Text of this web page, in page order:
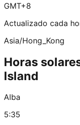
GMT+8
Actualizado cada
Asia/Hong_Kong
Horas
Island
Alba
5:35